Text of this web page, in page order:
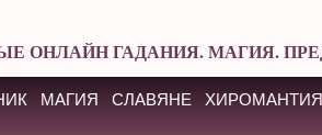
ОНЛАЙН ГАДАНИЯ. МАГИЯ.
МАГИЯ СЛАВЯНЕ ХИРОМАНТИЯ